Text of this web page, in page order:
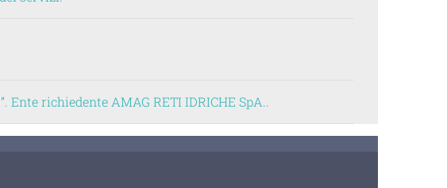
richiedente AMAG RETI IDRICHE SpA..